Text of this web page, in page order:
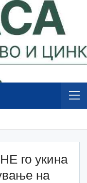
го укина
на